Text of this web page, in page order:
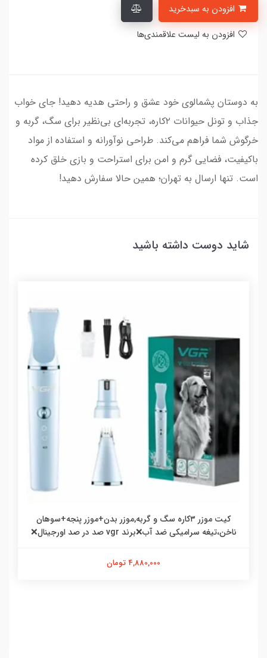
به دوستان پشمالوی خود عشق و راحتی هدیه دهید! جای خواب
جذاب و تونل حیوانات ۲کاره، تجربه‌ای بی‌نظیر برای سگ، گربه و
خرگوش شما فراهم می‌کند. طراحی نوآورانه و استفاده از مواد
باکیفیت، فضایی گرم و امن برای استراحت و بازی خلق کرده
است. تنها ارسال به تهران؛ همین حالا سفارش دهید!
شاید دوست داشته باشید
کیت موزر ۳کاره سگ و گربه,موزر بدن+موزر پنجه+سوهان
ناخن،تیغه سرامیکی ضد آب❌برند vgr صد در صد اورجینال❌
4,880,000 تومان